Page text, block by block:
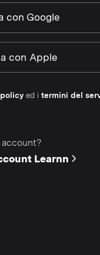
con Google
con Apple
policyed i termini del
account?
Learnn